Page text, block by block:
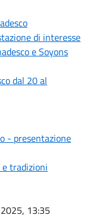
di interesse
e Soyons
dal 20 al
- presentazione
tradizioni
13:35